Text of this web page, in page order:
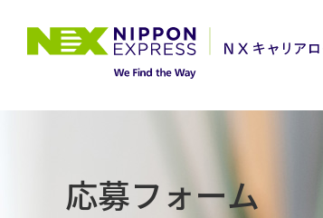
応募フォーム